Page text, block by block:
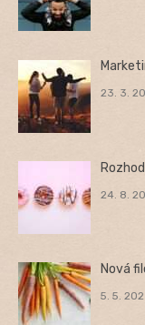
23. 3.
24. 8.
Nová
5. 5.